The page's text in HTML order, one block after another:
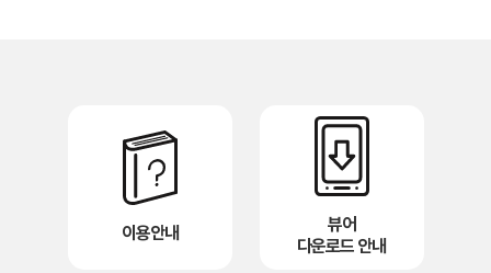
이용안내
뷰어
다운로드 안내